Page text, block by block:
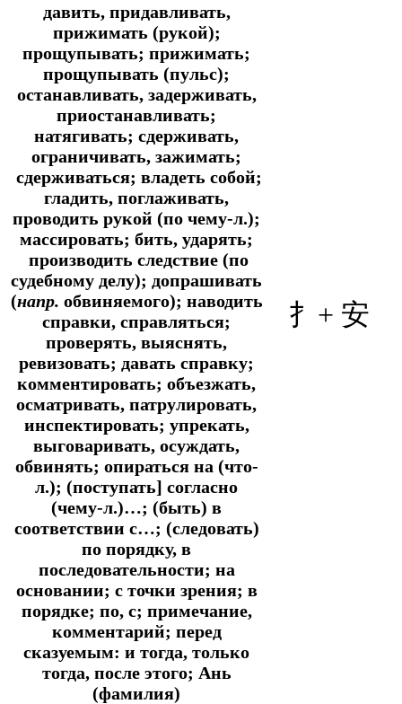
давить, придавливать,
прижимать (рукой);
прощупывать; прижимать;
прощупывать (пульс);
останавливать, задерживать,
приостанавливать;
натягивать; сдерживать,
ограничивать, зажимать;
сдерживаться; владеть собой;
гладить, поглаживать,
проводить рукой (по чему-л.);
массировать; бить, ударять;
производить следствие (по
судебному делу); допрашивать
(напр. обвиняемого); наводить
справки, справляться;
проверять, выяснять,
ревизовать; давать справку;
комментировать; объезжать,
осматривать, патрулировать,
инспектировать; упрекать,
выговаривать, осуждать,
обвинять; опираться на (что-
л.); (поступать] согласно
(чему-л.)…; (быть) в
соответствии с…; (следовать)
по порядку, в
последовательности; на
основании; с точки зрения; в
порядке; по, с; примечание,
комментарий; перед
сказуемым: и тогда, только
тогда, после этого; Ань
(фамилия)
扌+ 安